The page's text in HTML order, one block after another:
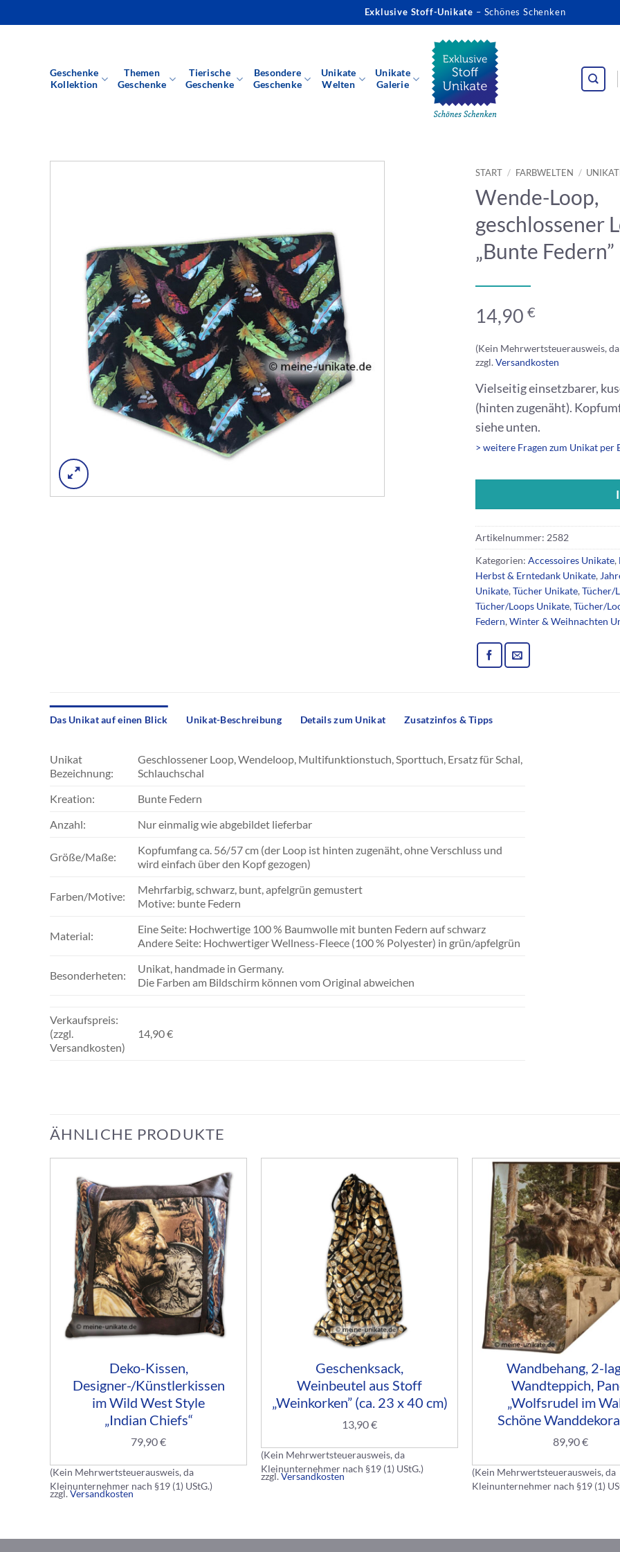
Inhalt
Exklusive Stoff-Unikate – Schönes Schenken
Geschenke
Kollektion
Themen
Geschenke
Tierische
Geschenke
Besondere
Geschenke
Unikate
Welten
Unikate
Galerie
START / FARBWELTEN /
Wende-Loop,
geschlossener
„Bunte Federn”
14,90 €
(Kein Mehrwertsteuerausweis,
zzgl.Versandkosten
Vielseitig einsetzbarer,
(hinten zugenäht).
siehe unten.
> weitere Fragen zum Unikat per
Artikelnummer: 2582
Kategorien: Accessoires Unikate,
Herbst & Erntedank Unikate,
Unikate,Tücher Unikate,Tücher/
Tücher/Loops Unikate,Tücher/
Federn,Winter & Weihnachten
Das Unikat auf einen Blick Unikat-Beschreibung Details zum Unikat Zusatzinfos & Tipps
Unikat
Bezeichnung:
Geschlossener Loop, Wendeloop, Multifunktionstuch, Sporttuch, Ersatz für Schal,
Schlauchschal
Kreation:
Bunte Federn
Anzahl:
Nur einmalig wie abgebildet lieferbar
Größe/Maße:
Kopfumfang ca. 56/57 cm (der Loop ist hinten zugenäht, ohne Verschluss und
wird einfach über den Kopf gezogen)
Farben/Motive:
Mehrfarbig, schwarz, bunt, apfelgrün gemustert
Motive: bunte Federn
Material:
Eine Seite: Hochwertige 100 % Baumwolle mit bunten Federn auf schwarz
Andere Seite: Hochwertiger Wellness-Fleece (100 % Polyester) in grün/apfelgrün
Besonderheten:
Unikat, handmade in Germany.
Die Farben am Bildschirm können vom Original abweichen
Verkaufspreis:
(zzgl.
Versandkosten)
14,90 €
ÄHNLICHE PRODUKTE
Deko-Kissen,
Designer-/Künstlerkissen
im Wild West Style
„Indian Chiefs“
79,90€
(Kein Mehrwertsteuerausweis, da
Kleinunternehmer nach §19 (1) UStG.)
zzgl.Versandkosten
Geschenksack,
Weinbeutel aus Stoff
„Weinkorken” (ca. 23 x 40 cm)
13,90€
(Kein Mehrwertsteuerausweis, da
Kleinunternehmer nach §19 (1) UStG.)
zzgl.Versandkosten
Wandbehang, 2-
Wandteppich,
„Wolfsrudel im
Schöne
89,90€
(Kein Mehrwertsteuerausweis, da
Kleinunternehmer nach §19 (1)